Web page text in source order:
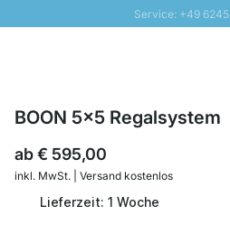
Service: +49
Schnelle Lieferung -
BOON 5x5 Regalsystem
ab€ 595,00
inkl. MwSt. | Versand kostenlos
Lieferzeit: 1 Woche